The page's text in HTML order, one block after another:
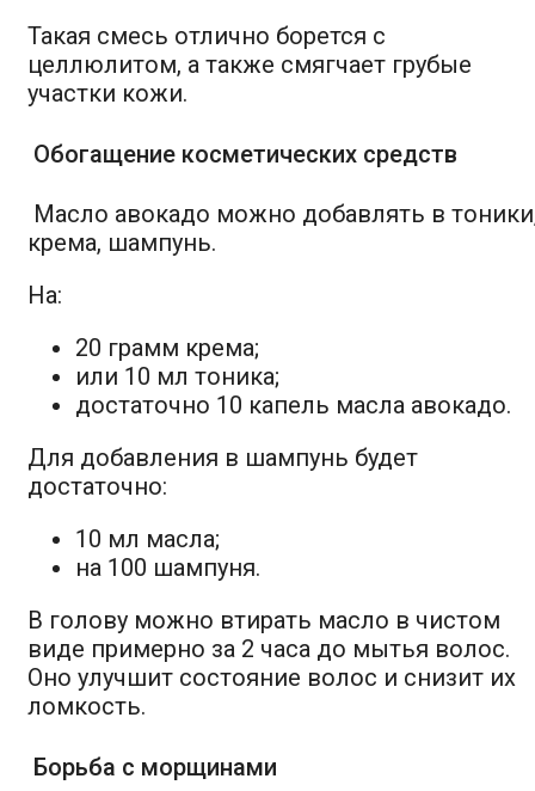
Такая смесь отлично борется с
целлюлитом, а также смягчает грубые
участки кожи.
Обогащение косметических средств
Масло авокадо можно добавлять в
крема, шампунь.
На:
20 грамм крема;
или 10 мл тоника;
достаточно 10 капель масла авокадо.
Для добавления в шампунь будет
достаточно:
10 мл масла;
на 100 шампуня.
В голову можно втирать масло в чистом
виде примерно за 2 часа до мытья волос.
Оно улучшит состояние волос и снизит их
ломкость.
Борьба с морщинами